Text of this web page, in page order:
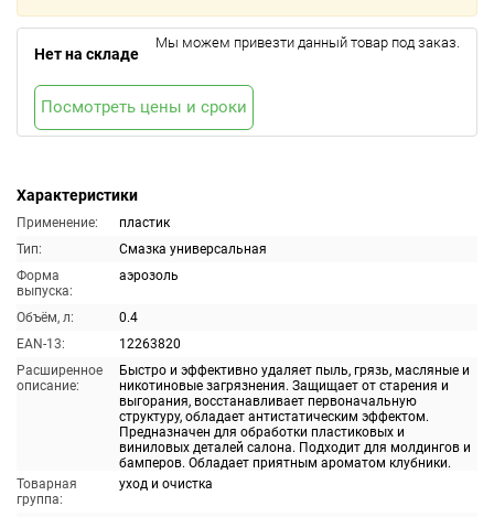
Характеристики
Применение:
пластик
Тип:
Смазка универсальная
Форма
выпуска:
аэрозоль
Объём, л:
0.4
EAN-13:
12263820
Расширенное
описание:
Быстро и эффективно удаляет пыль, грязь, масляные и
никотиновые загрязнения. Защищает от старения и
выгорания, восстанавливает первоначальную
структуру, обладает антистатическим эффектом.
Предназначен для обработки пластиковых и
виниловых деталей салона. Подходит для молдингов и
бамперов. Обладает приятным ароматом клубники.
Товарная
группа:
уход и очистка
Нет на складе
Мы можем привезти данный товар под заказ.
Посмотреть цены и сроки